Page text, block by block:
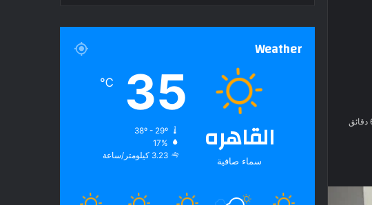
Weather
القاهره
سماء صافية
35
℃
38º - 29º
17%
3.23 كيلومتر/ساعة